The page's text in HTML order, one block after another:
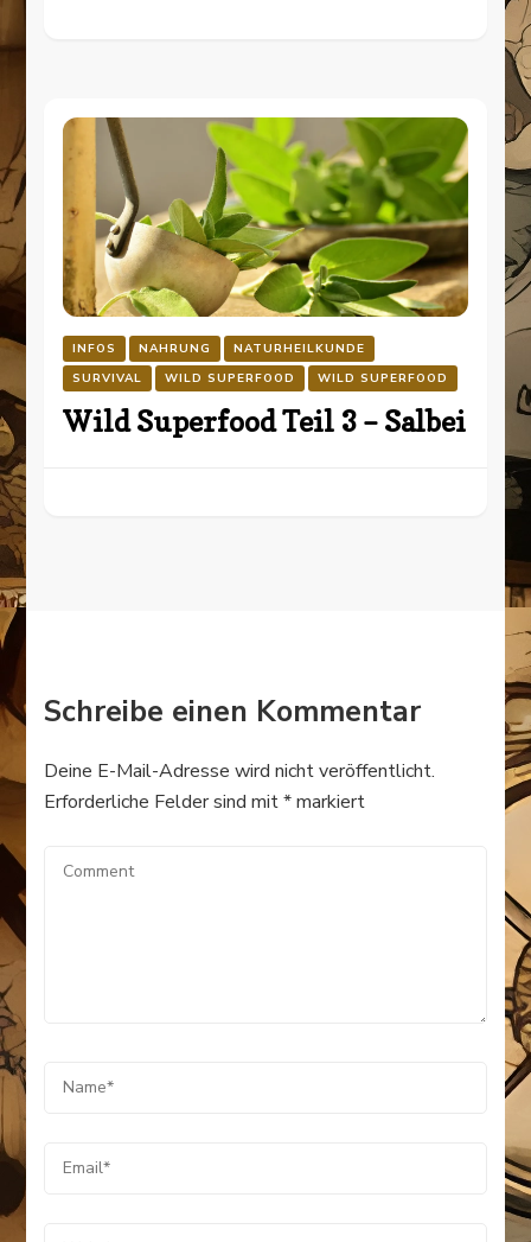
INFOS NAHRUNG
NATURHEILKUNDE
SURVIVAL
WILD SUPERFOOD WILD SUPERFOOD
Wild Superfood Teil 3 – Salbei
Schreibe einen Kommentar
Deine E-Mail-Adresse wird nicht veröffentlicht.
Erforderliche Felder sind mit*markiert